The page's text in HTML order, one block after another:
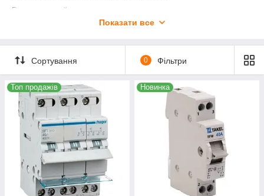
Вони зазвичай встановлюються в електрощитових та
розподільчих пристроях для перемикання електроживлення
Показати все
Сортування 0 Фільтри
Топ продажів Новинка